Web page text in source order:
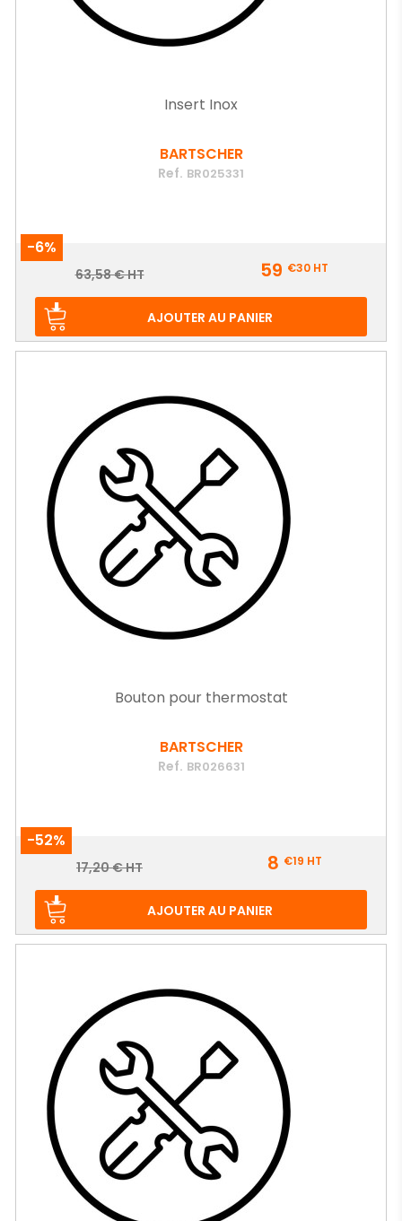
Insert Inox
BARTSCHER
Ref. BR025331
-6%
Prix
Prix
63,58 € HT 59 €30 HT
AJOUTER AU PANIER
Bouton pour thermostat
BARTSCHER
Ref. BR026631
-52%
Prix
Prix
17,20 € HT 8 €19 HT
AJOUTER AU PANIER